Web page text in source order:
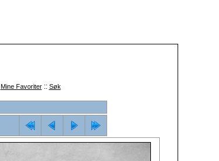
Mine Favoriter:: Søk